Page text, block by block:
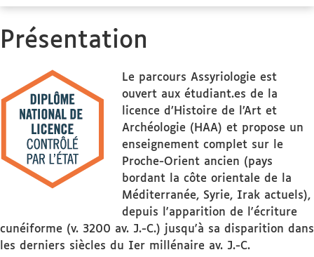
Présentation
Le parcours Assyriologie est
ouvert aux étudiant.es de la
licence d’Histoire de l’Art et
Archéologie (HAA) et propose un
enseignement complet sur le
Proche-Orient ancien (pays
bordant la côte orientale de la
Méditerranée, Syrie, Irak actuels),
depuis l'apparition de l'écriture
cunéiforme (v. 3200 av. J.-C.) jusqu'à sa disparition dans
les derniers siècles du Ier millénaire av. J.-C.